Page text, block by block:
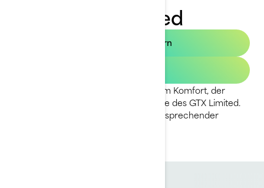
2023 GTX Limited
Angebot anfordern
Fahren auf höchstem Niveau mit dem Komfort, der
Bequemlichkeit und der Performance des GTX Limited.
Der Platin-Standard für Luxus mit entsprechender